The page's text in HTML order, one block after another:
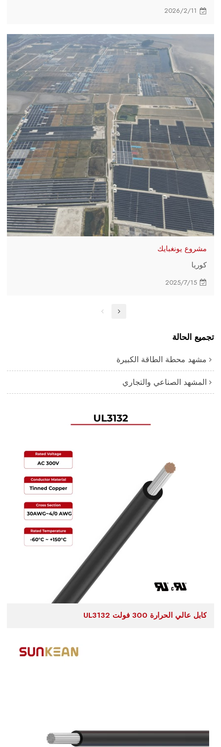
لتمكين عمليات انتقال موثوقة من موصلات النحاس إلى
الألومنيوم، مما يحسن التوافق ويقلل التكاليف ويضمن
المعدات الحالية.
2026/2/11
مشروع يونغبايك
كوريا
2025/7/15
تجميع الحالة
مشهد محطة الطاقة الكبيرة
المشهد الصناعي والتجاري
كابل عالي الحرارة 300 فولت UL3132